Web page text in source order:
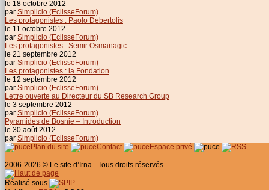
le 18 octobre 2012
par Simplicio (EclisseForum)
Les protagonistes : Paolo Debertolis
le 11 octobre 2012
par Simplicio (EclisseForum)
Les protagonistes : Semir Osmanagic
le 21 septembre 2012
par Simplicio (EclisseForum)
Les protagonistes : la Fondation
le 12 septembre 2012
par Simplicio (EclisseForum)
Lettre ouverte au Directeur du SB Research Group
le 3 septembre 2012
par Simplicio (EclisseForum)
Pyramides de Bosnie – Introduction
le 30 août 2012
par Simplicio (EclisseForum)
Plan du site
Contact Espace privé
2006-2026 © Le site d’Irna - Tous droits réservés
Réalisé sous